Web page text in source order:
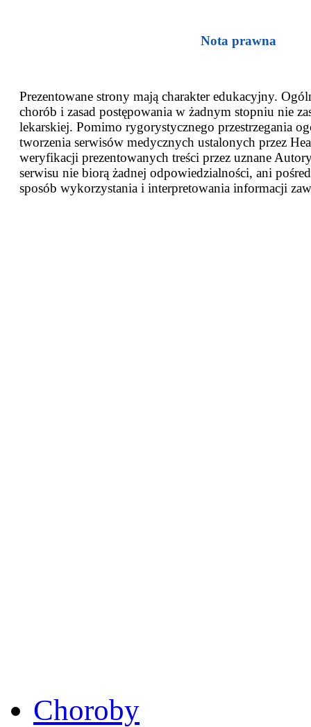
Nota prawna
Prezentowane strony mają charakter edukacyjny.
chorób i zasad postępowania w żadnym stopniu nie
lekarskiej. Pomimo rygorystycznego przestrzegania
tworzenia serwisów medycznych ustalonych przez
weryfikacji prezentowanych treści przez uznane
serwisu nie biorą żadnej odpowiedzialności, ani
sposób wykorzystania i interpretowania informacji
Choroby